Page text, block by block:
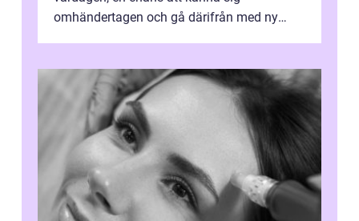
omhändertagen och gå därifrån med ny